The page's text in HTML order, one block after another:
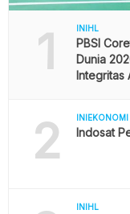
1 INIHL
PBSI
Dunia
Integritas
2 INIEKONOMI
Indosat
INIHL